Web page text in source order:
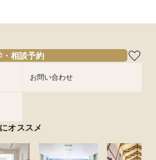
・相談予約
お問い合わせ
オススメ